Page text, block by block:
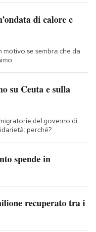
di calore e
motivo se sembra che da
su Ceuta e sulla
del governo di
perché?
spende in
recuperato tra i